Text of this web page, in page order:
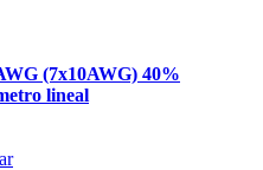
(7x10AWG) 40%
lineal